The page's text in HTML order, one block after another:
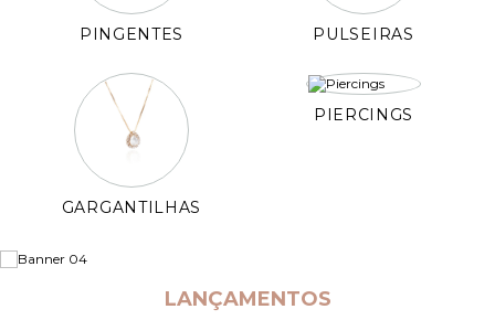
PINGENTES PULSEIRAS
GARGANTILHAS
PIERCINGS
LANÇAMENTOS
Pedras Preciosas
Presente
OFERTAS